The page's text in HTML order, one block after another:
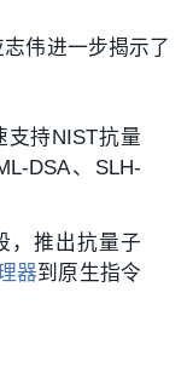
伟进一步揭示了
支持NIST抗量
DSA、SLH-
，推出抗量子
器到原生指令